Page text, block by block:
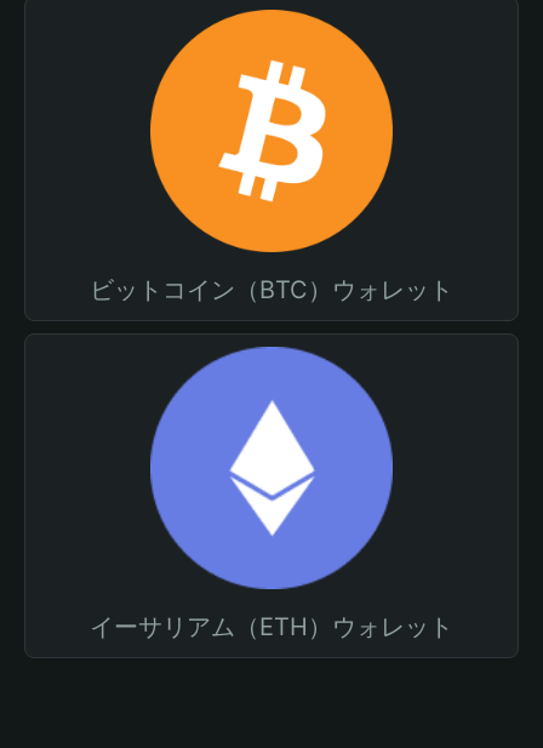
ビットコイン（BTC）ウォレット
イーサリアム（ETH）ウォレット